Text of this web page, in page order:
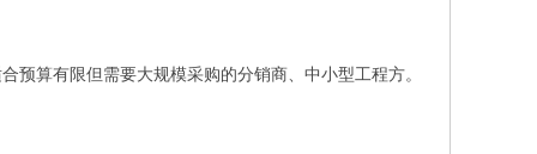
预算有限但需要大规模采购的分销商、中小型工程方。